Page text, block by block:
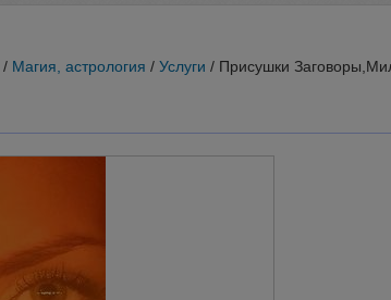
/ Магия, астрология / Услуги / Присушки